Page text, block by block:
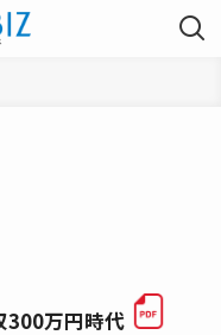
300万円時代